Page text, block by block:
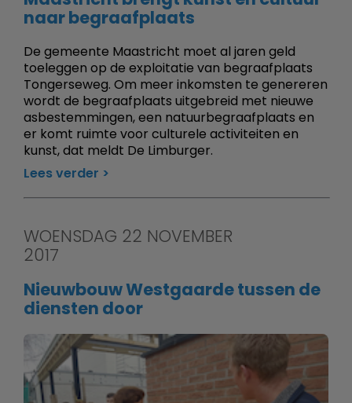
naar begraafplaats
De gemeente Maastricht moet al jaren geld
toeleggen op de exploitatie van begraafplaats
Tongerseweg. Om meer inkomsten te genereren
wordt de begraafplaats uitgebreid met nieuwe
asbestemmingen, een natuurbegraafplaats en
er komt ruimte voor culturele activiteiten en
kunst, dat meldt De Limburger.
Lees verder
WOENSDAG 22 NOVEMBER
2017
Nieuwbouw Westgaarde tussen de
diensten door